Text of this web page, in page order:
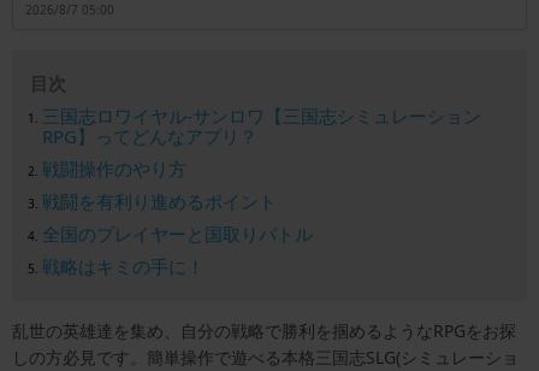
2026/8/7 05:00
目次
三国志ロワイヤル-サンロワ【三国志シミュレーション
RPG】ってどんなアプリ？
戦闘操作のやり方
戦闘を有利り進めるポイント
全国のプレイヤーと国取りバトル
戦略はキミの手に！
乱世の英雄達を集め、自分の戦略で勝利を掴めるようなRPGをお探
しの方必見です。簡単操作で遊べる本格三国志SLG(シミュレーショ